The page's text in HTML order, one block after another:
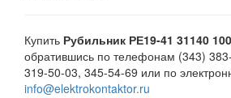
Купить Рубильник РЕ19-41 31140
обратившись по телефонам (343)
319-50-03, 345-54-69 или по
info@elektrokontaktor.ru